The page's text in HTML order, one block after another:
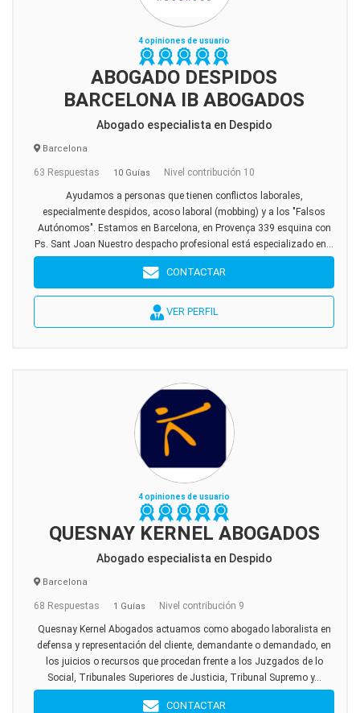
4 opiniones de usuario
ABOGADO DESPIDOS
BARCELONA IB ABOGADOS
Abogado especialista en Despido
Barcelona
63 Respuestas 10 Guías Nivel contribución 10
Ayudamos a personas que tienen conflictos laborales,
especialmente despidos, acoso laboral (mobbing) y a los "Falsos
Autónomos". Estamos en Barcelona, en Provença 339 esquina con
Ps. Sant Joan Nuestro despacho profesional está especializado en...
CONTACTAR
VER PERFIL
4 opiniones de usuario
QUESNAY KERNEL ABOGADOS
Abogado especialista en Despido
Barcelona
68 Respuestas 1 Guías Nivel contribución 9
Quesnay Kernel Abogados actuamos como abogado laboralista en
defensa y representación del cliente, demandante o demandado, en
los juicios o recursos que procedan frente a los Juzgados de lo
Social, Tribunales Superiores de Justicia, Tribunal Supremo y...
CONTACTAR